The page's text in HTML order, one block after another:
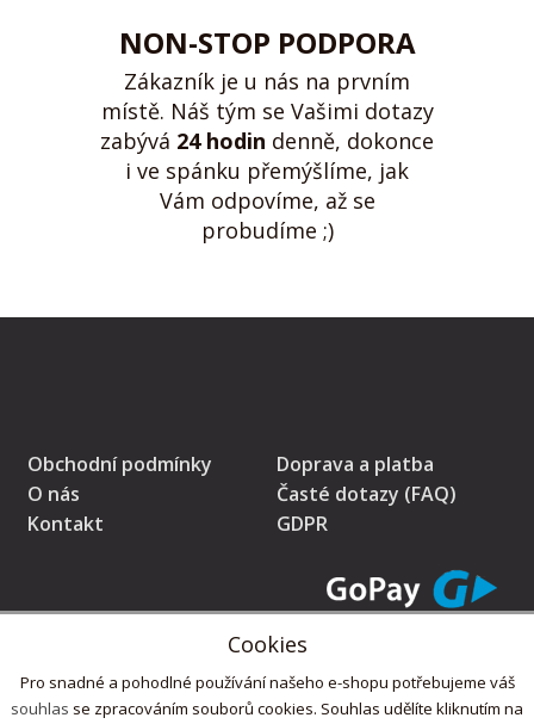
Cookies
Pro snadné a pohodlné používání našeho e-shopu potřebujeme váš
souhlas se zpracováním souborů cookies. Souhlas udělíte kliknutím na
NON-STOP PODPORA
Zákazník je u nás na prvním
místě. Náš tým se Vašimi dotazy
zabývá 24 hodin denně, dokonce
i ve spánku přemýšlíme, jak
Vám odpovíme, až se
probudíme ;)
Obchodní podmínky
O nás
Kontakt
Doprava a platba
Časté dotazy (FAQ)
GDPR